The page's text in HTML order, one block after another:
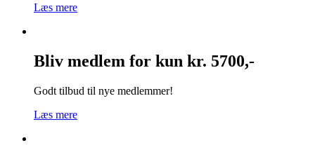
Læs mere
Bliv medlem for kun kr. 5700,-
Godt tilbud til nye medlemmer!
Læs mere